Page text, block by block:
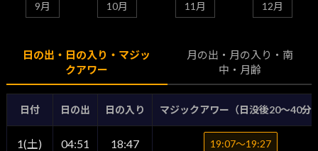
9月 10月 11月 12月
日の出・日の入り・マジッ
クアワー
月の出・月の入り・南
中・月齢
日付 日の出 日の入り マジックアワー（日没後20〜40分
1(土) 04:51 18:47 19:07〜19:27